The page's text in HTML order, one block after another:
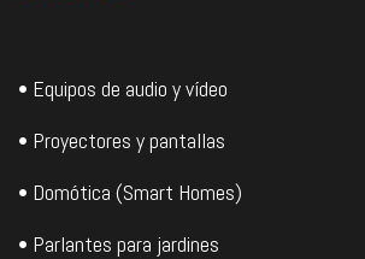
• Equipos de audio y vídeo
• Proyectores y pantallas
• Domótica (Smart Homes)
• Parlantes para jardines